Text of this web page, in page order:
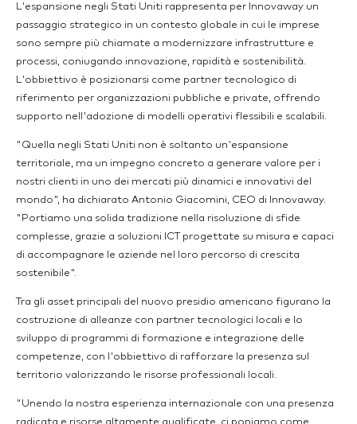
L'espansione negli Stati Uniti rappresenta per Innovaway un
passaggio strategico in un contesto globale in cui le imprese
sono sempre più chiamate a modernizzare infrastrutture e
processi, coniugando innovazione, rapidità e sostenibilità.
L'obbiettivo è posizionarsi come partner tecnologico di
riferimento per organizzazioni pubbliche e private, offrendo
supporto nell'adozione di modelli operativi flessibili e scalabili.
"Quella negli Stati Uniti non è soltanto un'espansione
territoriale, ma un impegno concreto a generare valore per i
nostri clienti in uno dei mercati più dinamici e innovativi del
mondo", ha dichiarato Antonio Giacomini, CEO di Innovaway.
"Portiamo una solida tradizione nella risoluzione di sfide
complesse, grazie a soluzioni ICT progettate su misura e capaci
di accompagnare le aziende nel loro percorso di crescita
sostenibile".
Tra gli asset principali del nuovo presidio americano figurano la
costruzione di alleanze con partner tecnologici locali e lo
sviluppo di programmi di formazione e integrazione delle
competenze, con l'obbiettivo di rafforzare la presenza sul
territorio valorizzando le risorse professionali locali.
"Unendo la nostra esperienza internazionale con una presenza
radicata e risorse altamente qualificate, ci poniamo come